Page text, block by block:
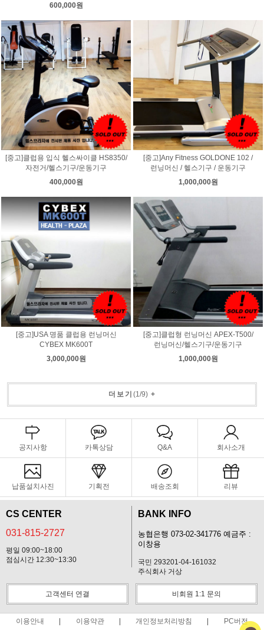
600,000원
[중고]클럽용 입식 헬스싸이클 HS8350/
자전거/헬스기구/운동기구
400,000원
[중고]Any Fitness GOLDONE 102 /
런닝머신 / 헬스기구 / 운동기구
1,000,000원
[중고]USA 명품 클럽용 런닝머신
CYBEX MK600T
3,000,000원
[중고]클럽형 런닝머신 APEX-T500/
런닝머신/헬스기구/운동기구
1,000,000원
더보기 (1/9)+
공지사항 카톡상담 Q&A 회사소개
납품설치사진 기획전 배송조회 리뷰
CS CENTER
031-815-2727
평일 09:00~18:00
점심시간 12:30~13:30
BANK INFO
농협은행 073-02-341776 예금주 :
이창용
국민 293201-04-161032
주식회사 거상
고객센터 연결 비회원 1:1 문의
이용안내 이용약관 개인정보처리방침 PC버전